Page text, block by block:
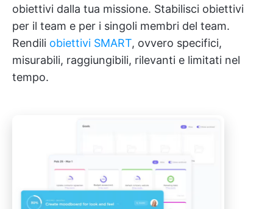
obiettivi dalla tua missione. Stabilisci obiettivi
per il team e per i singoli membri del team.
Rendili obiettivi SMART, ovvero specifici,
misurabili, raggiungibili, rilevanti e limitati nel
tempo.